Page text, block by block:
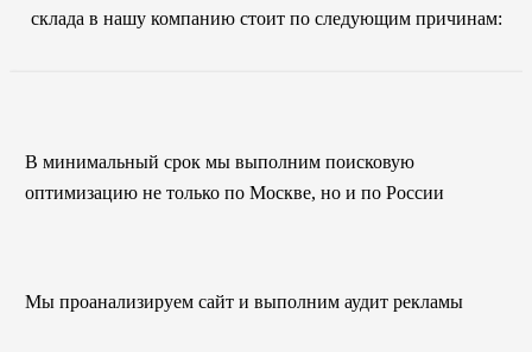
склада в нашу компанию стоит по следующим причинам:
В минимальный срок мы выполним поисковую
оптимизацию не только по Москве, но и по России
Мы проанализируем сайт и выполним аудит рекламы